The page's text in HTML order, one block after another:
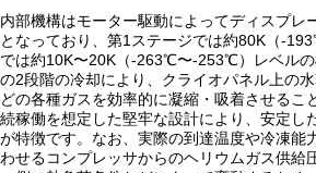
内部機構はモーター駆動によってディスプレ
となっており、第1ステージでは約80K（-
では約10K〜20K（-263℃〜-253℃）レベルの
の2段階の冷却により、クライオパネル上の
どの各種ガスを効率的に凝縮・吸着させるこ
続稼働を想定した堅牢な設計により、安定し
が特徴です。なお、実際の到達温度や冷凍能
わせるコンプレッサからのヘリウムガス供給